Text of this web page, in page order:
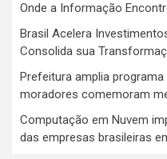
Onde a Informação
Brasil Acelera
Consolida sua
Prefeitura amplia
moradores comemoram
Computação em Nuvem
das empresas brasileiras